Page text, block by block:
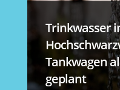
Trinkwasser
Tankwagen
geplant